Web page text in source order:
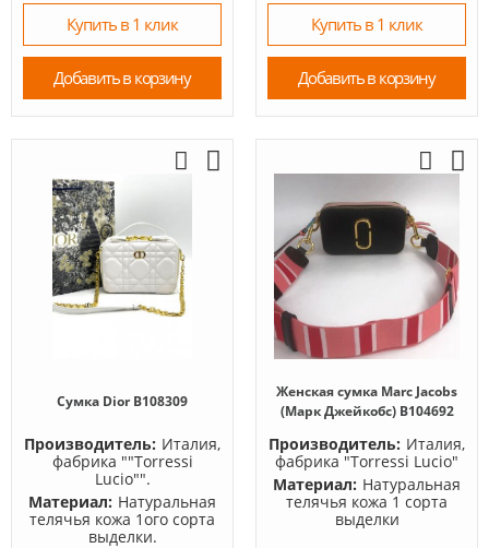
Купить в 1 клик
Добавить в корзину
Купить в 1 клик
Добавить в корзину
Сумка Dior B108309
Производитель: Италия,
фабрика ""Torressi
Lucio"".
Материал: Натуральная
телячья кожа 1ого сорта
выделки.
Женская сумка Marc Jacobs
(Марк Джейкобс) B104692
Производитель: Италия,
фабрика "Torressi Lucio"
Материал: Натуральная
телячья кожа 1 сорта
выделки